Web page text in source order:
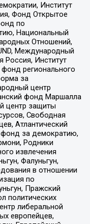
Институт
Фонд Открытое
по
Национальный
Отношений,
Международный
Россия, Институт
регионального
за
центр
фонд Маршалла
центр защиты
Свободная
Атлантический
фонд за демократию,
Родники
извлечения
Фалуньгун,
в отношении
по
Пражский
политических
либеральной
европейцев,